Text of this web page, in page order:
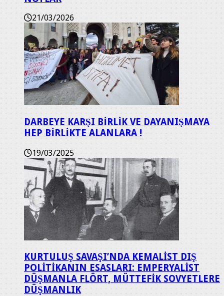
21/03/2026
DARBEYE KARŞI BİRLİK VE DAYANIŞMAYA
HEP BİRLİKTE ALANLARA !
19/03/2025
KURTULUŞ SAVAŞI’NDA KEMALİST DIŞ
POLİTİKANIN ESASLARI: EMPERYALİST
DÜŞMANLA FLÖRT, MÜTTEFİK SOVYETLERE
DÜŞMANLIK